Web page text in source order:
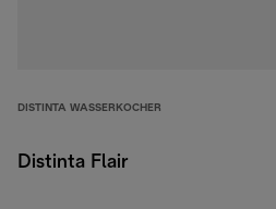
DISTINTA WASSERKOCHER
Distinta Flair